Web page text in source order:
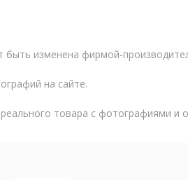
изменена фирмой-
на сайте.
товара с фотографиями